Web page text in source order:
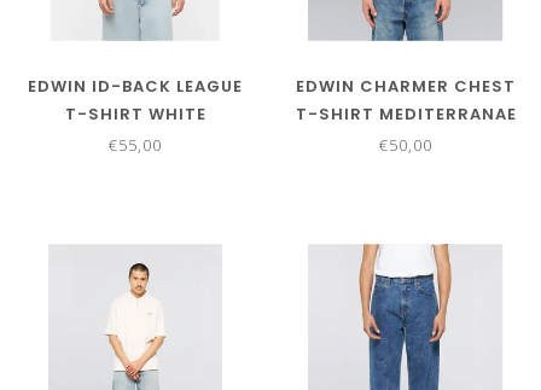
EDWIN ID-BACK LEAGUE
T-SHIRT WHITE
€55,00
EDWIN CHARMER CHEST
T-SHIRT MEDITERRANAE
€50,00